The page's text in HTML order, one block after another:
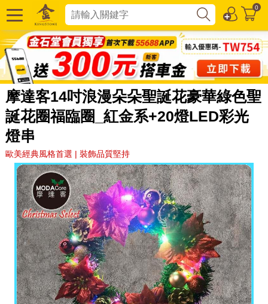
0
摩達客14吋浪漫朵朵聖誕花豪華綠色聖
誕花圈福臨圈_紅金系+20燈LED彩光
燈串
歐美經典風格首選 | 裝飾品質堅持